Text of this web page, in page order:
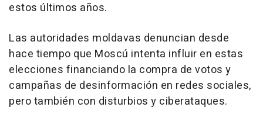
estos últimos años.
Las autoridades moldavas denuncian desde
hace tiempo que Moscú intenta influir en estas
elecciones financiando la compra de votos y
campañas de desinformación en redes sociales,
pero también con disturbios y ciberataques.